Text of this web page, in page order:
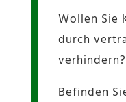
Wollen Sie
durch
verhindern?
Befinden